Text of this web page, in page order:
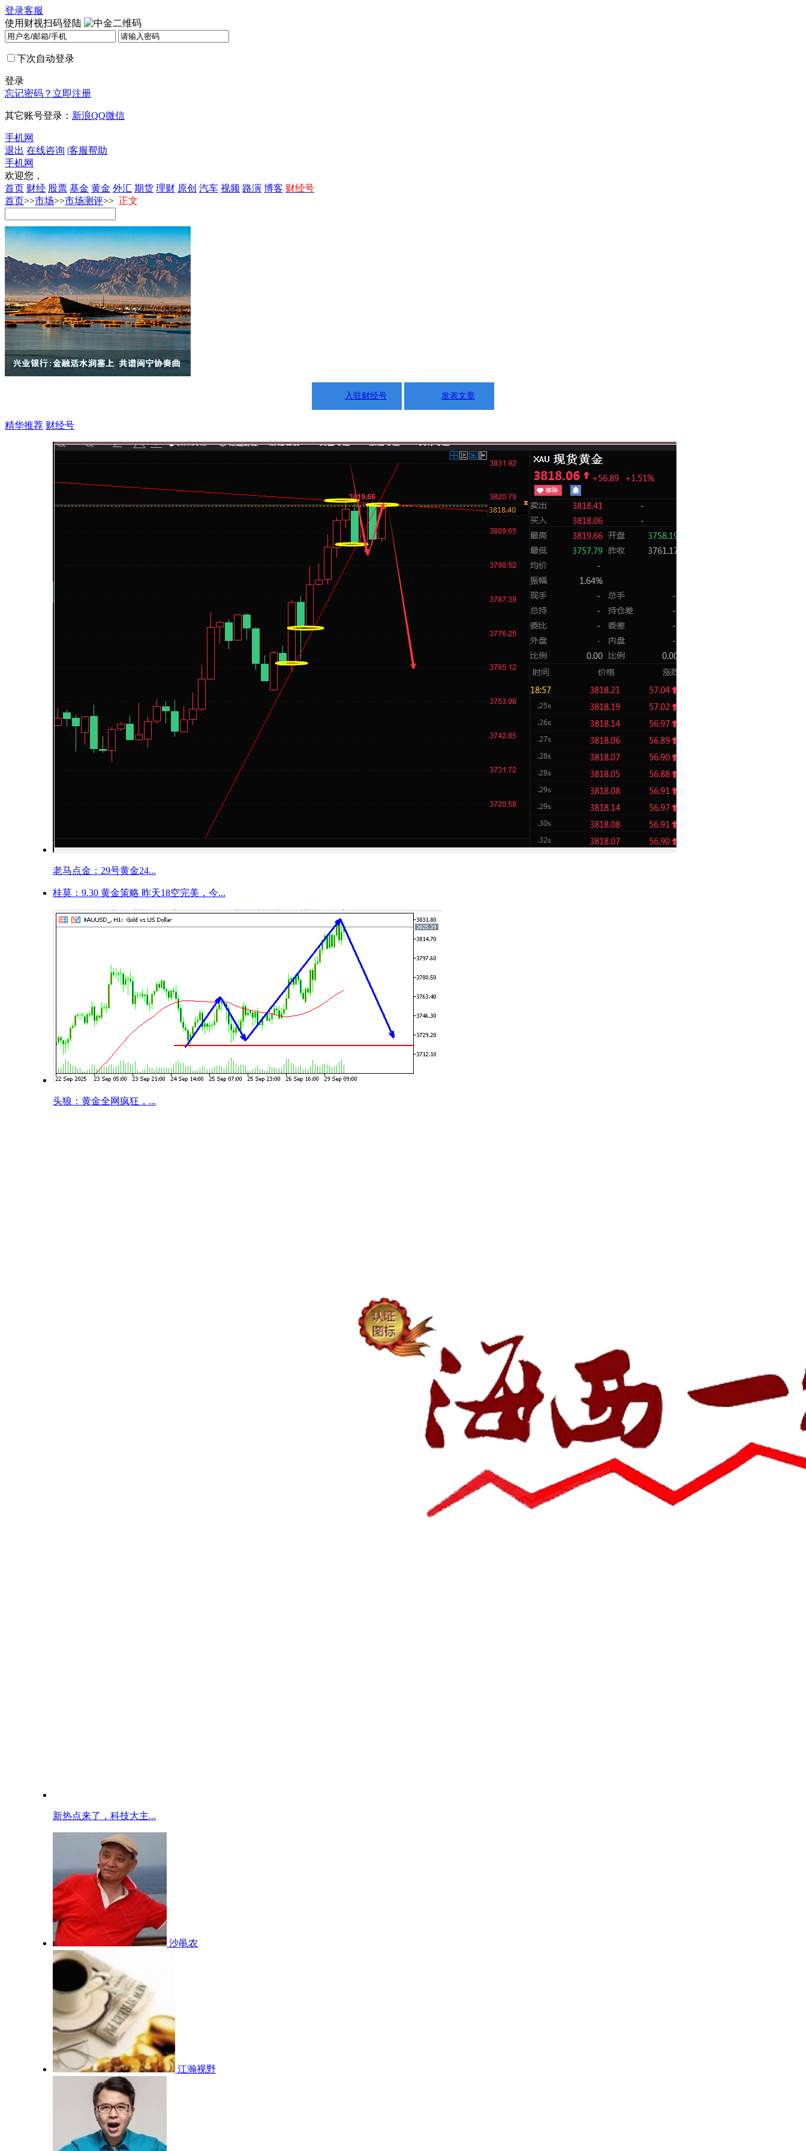
登录客服
使用财视扫码登陆
下次自动登录
登录
忘记密码？ 立即注册
其它账号登录： 新浪QQ微信
手机网
退出 在线咨询 |客服帮助
手机网
欢迎您，
首页 财经 股票 基金 黄金 外汇 期货 理财 原创 汽车 视频 路演 博客 财经号
首页>>市场>>市场测评>> 正文
入驻财经号 发表文章
精华推荐 财经号
老马点金：29号黄金24...
桂莫：9.30 黄金策略 昨天18空完美，今...
头狼：黄金全网疯狂，...
新热点来了，科技大主...
沙黾农
江瀚视野